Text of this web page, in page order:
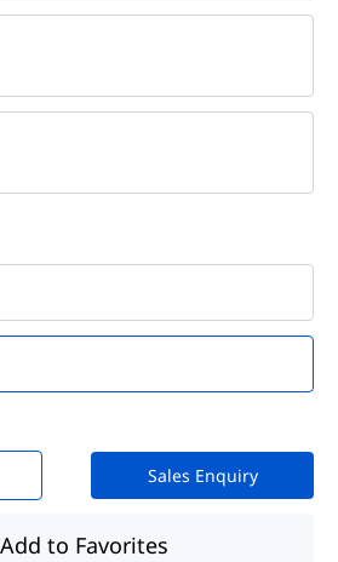
Sales Enquiry
Add to Favorites